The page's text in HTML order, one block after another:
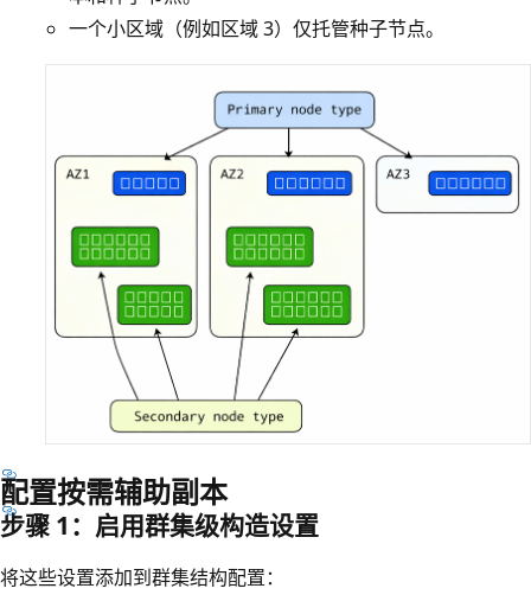
一个小区域（例如区域 3）仅托管种子节点。
配置按需辅助副本
步骤 1：启用群集级构造设置
将这些设置添加到群集结构配置：